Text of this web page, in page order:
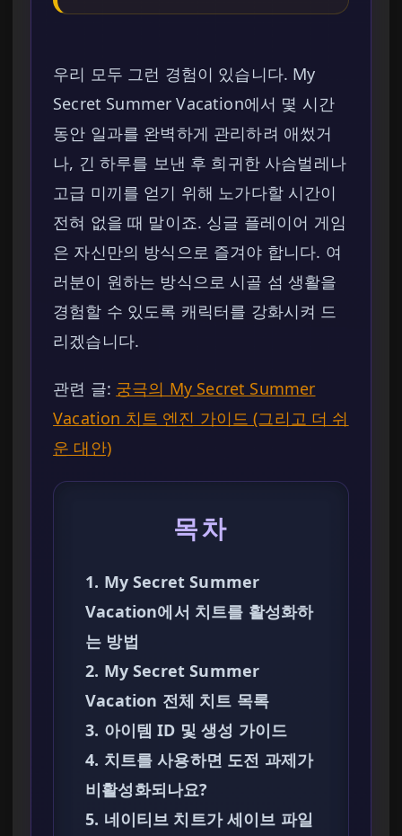
우리 모두 그런 경험이 있습니다. My
Secret Summer Vacation에서 몇 시간
동안 일과를 완벽하게 관리하려 애썼거
나, 긴 하루를 보낸 후 희귀한 사슴벌레나
고급 미끼를 얻기 위해 노가다할 시간이
전혀 없을 때 말이죠. 싱글 플레이어 게임
은 자신만의 방식으로 즐겨야 합니다. 여
러분이 원하는 방식으로 시골 섬 생활을
경험할 수 있도록 캐릭터를 강화시켜 드
리겠습니다.
관련 글: 궁극의 My Secret Summer
Vacation 치트 엔진 가이드 (그리고 더 쉬
운 대안)
목차
1. My Secret Summer
Vacation에서 치트를 활성화하
는 방법
2. My Secret Summer
Vacation 전체 치트 목록
3. 아이템 ID 및 생성 가이드
4. 치트를 사용하면 도전 과제가
비활성화되나요?
5. 네이티브 치트가 세이브 파일